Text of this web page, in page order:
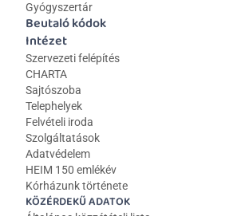
Gyógyszertár
Beutaló kódok
Intézet
Szervezeti felépítés
CHARTA
Sajtószoba
Telephelyek
Felvételi iroda
Szolgáltatások
Adatvédelem
HEIM 150 emlékév
Kórházunk története
KÖZÉRDEKŰ ADATOK